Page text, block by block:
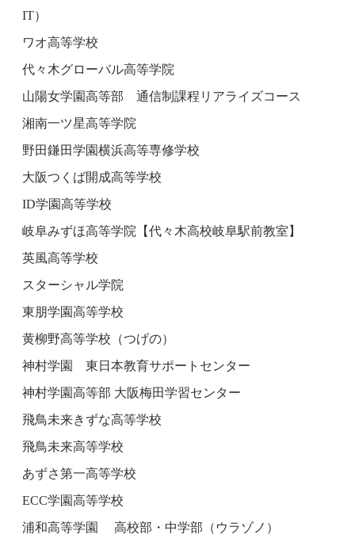
IT）
ワオ高等学校
代々木グローバル高等学院
山陽女学園高等部 通信制課程リアライズコース
湘南一ツ星高等学院
野田鎌田学園横浜高等専修学校
大阪つくば開成高等学校
ID学園高等学校
岐阜みずほ高等学院【代々木高校岐阜駅前教室】
英風高等学校
スターシャル学院
東朋学園高等学校
黄柳野高等学校（つげの）
神村学園 東日本教育サポートセンター
神村学園高等部 大阪梅田学習センター
飛鳥未来きずな高等学校
飛鳥未来高等学校
あずさ第一高等学校
ECC学園高等学校
浦和高等学園 高校部・中学部（ウラゾノ）